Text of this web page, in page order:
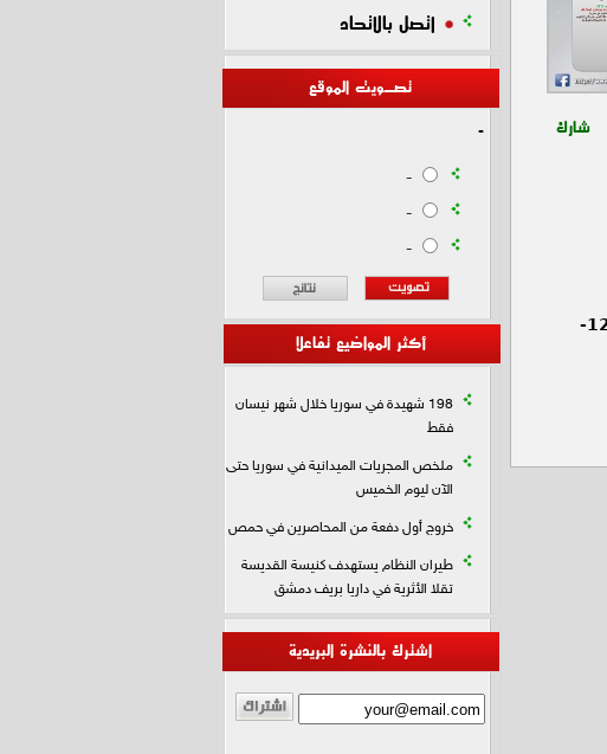
شارك
الــعــاصــمـــة دمــشـــق و ريــفــهــا الــصــامـــد لــيــوم الــســبـــت 1-12-
اتصل بالاتحاد
تصـويت الموقع
-
-
-
-
أكثر المواضيع تفاعلا
198 شهيدة في سوريا خلال شهر نيسان
فقط
ملخص المجريات الميدانية في سوريا حتى
الآن ليوم الخميس
خروج أول دفعة من المحاصرين في حمص
طيران النظام يستهدف كنيسة القديسة
تقلا الأثرية في داريا بريف دمشق
اشترك بالنشرة البريدية